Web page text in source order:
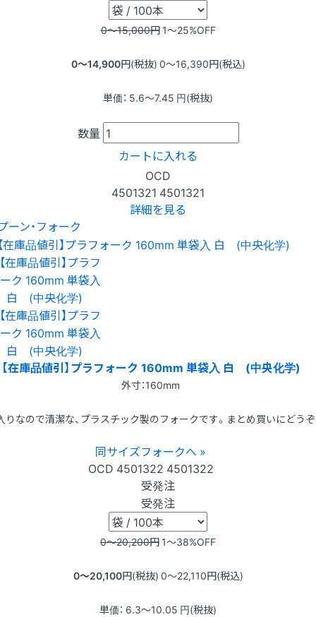
0〜15,000円 1〜25%OFF
0〜14,900円(税抜) 0〜16,390円(税込)
単価： 5.6〜7.45 円(税抜)
数量
カートに入れる
OCD
4501321 4501321
詳細を見る
ーン・フォーク
【在庫品値引】プラフォーク 160mm 単袋入 白 (中央化学)
外寸：160mm
りなので清潔な、プラスチック製のフォークです。まとめ買いにどうぞ
同サイズフォークへ »
OCD 4501322 4501322
受発注
受発注
0〜20,200円 1〜38%OFF
0〜20,100円(税抜) 0〜22,110円(税込)
単価： 6.3〜10.05 円(税抜)